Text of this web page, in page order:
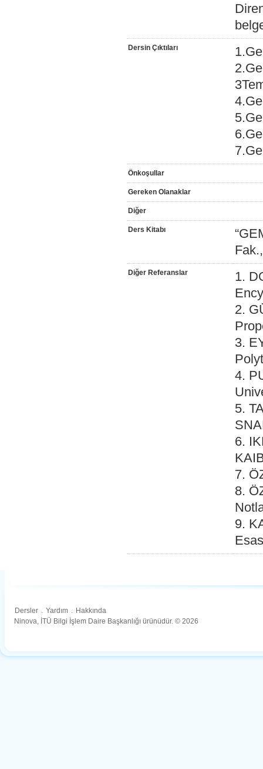
Dersin Çıktıları
Önkoşullar
Gereken Olanaklar
Diğer
Ders Kitabı
Diğer Referanslar
1.
2.
3.
4.
5.
6.
7.
8.
9.
Dersler . Yardım . Hakkında
Ninova, İTÜ Bilgi İşlem Daire Başkanlığı ürünüdür. © 2026